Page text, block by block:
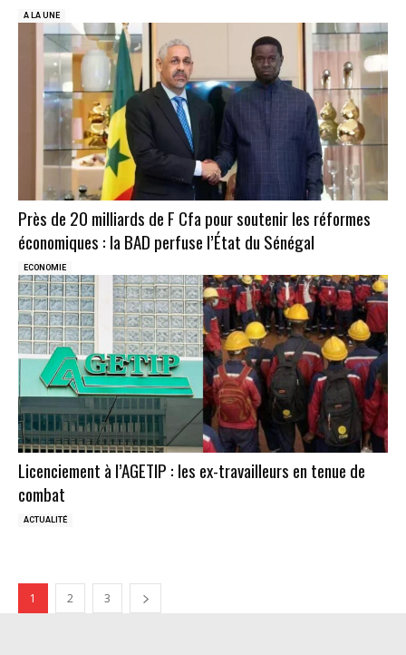
A LA UNE
Près de 20 milliards de F Cfa pour soutenir les réformes
économiques : la BAD perfuse l’État du Sénégal
ECONOMIE
Licenciement à l’AGETIP : les ex-travailleurs en tenue de
combat
ACTUALITÉ
1 2 3